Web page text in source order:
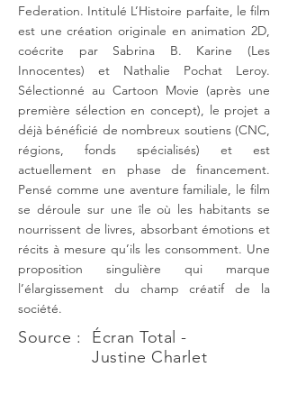
Federation. Intitulé L’Histoire parfaite, le film
est une création originale en animation 2D,
coécrite par Sabrina B. Karine (Les
Innocentes) et Nathalie Pochat Leroy.
Sélectionné au Cartoon Movie (après une
première sélection en concept), le projet a
déjà bénéficié de nombreux soutiens (CNC,
régions, fonds spécialisés) et est
actuellement en phase de financement.
Pensé comme une aventure familiale, le film
se déroule sur une île où les habitants se
nourrissent de livres, absorbant émotions et
récits à mesure qu’ils les consomment. Une
proposition singulière qui marque
l’élargissement du champ créatif de la
société.
Source :
Écran Total -
Justine Charlet